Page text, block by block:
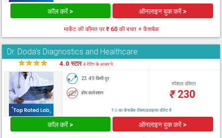
कॉल करें > ऑनलाइन बुक करें >
मार्केट की कीमत पर₹ 60 की बचत + कैशबैक
Dr. Doda's Diagnostics and Healthcare
★★★★ 4.0 स्टार4 रेटिंग के आधार पे
23.49 किमी दूर
होम कलेक्शन
स्पेशल कीमत
₹230
₹ 6 का कैशबैक लैब्सएडवाइजर वॉलेट में
कॉल करें > ऑनलाइन बुक करें >